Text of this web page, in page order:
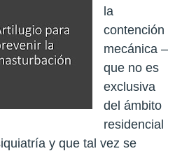
la
contención
mecánica –
que no es
exclusiva
del ámbito
residencial
y que tal vez se